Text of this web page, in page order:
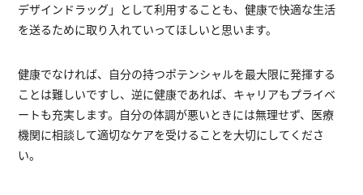
デザインドラッグ」として利用することも、健康で快適な生活
を送るために取り入れていってほしいと思います。
健康でなければ、自分の持つポテンシャルを最大限に発揮する
ことは難しいですし、逆に健康であれば、キャリアもプライベ
ートも充実します。自分の体調が悪いときには無理せず、医療
機関に相談して適切なケアを受けることを大切にしてくださ
い。